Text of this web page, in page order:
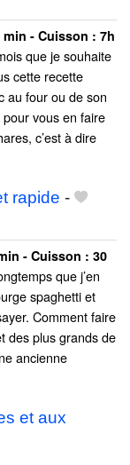
min - Cuisson : 7h
que je souhaite
cette recette
au four ou de son
vous en faire
c’est à dire
rapide -
- Cuisson : 30
que j’en
spaghetti et
Comment faire
des plus grands de
ancienne
et aux